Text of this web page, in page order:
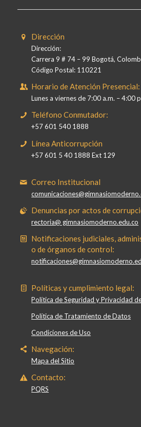
Dirección
Dirección:
Carrera 9 # 74 – 99 Bogotá,
Código Postal: 110221
Horario de Atención Presencial:
Lunes a viernes de 7:00 a.m. – 4:00
Teléfono Conmutador:
+57 601 540 1888
Línea Anticorrupción
+57 601 5 40 1888 Ext 129
Correo Institucional
Denuncias por actos de
rectoria@ gimnasiomoderno.edu.co
Notificaciones judiciales,
o de órganos de control:
Políticas y cumplimiento legal:
Política de Seguridad y Privacidad
Política de Tratamiento de Datos
Condiciones de Uso
Navegación:
Mapa del Sitio
Contacto:
PQRS